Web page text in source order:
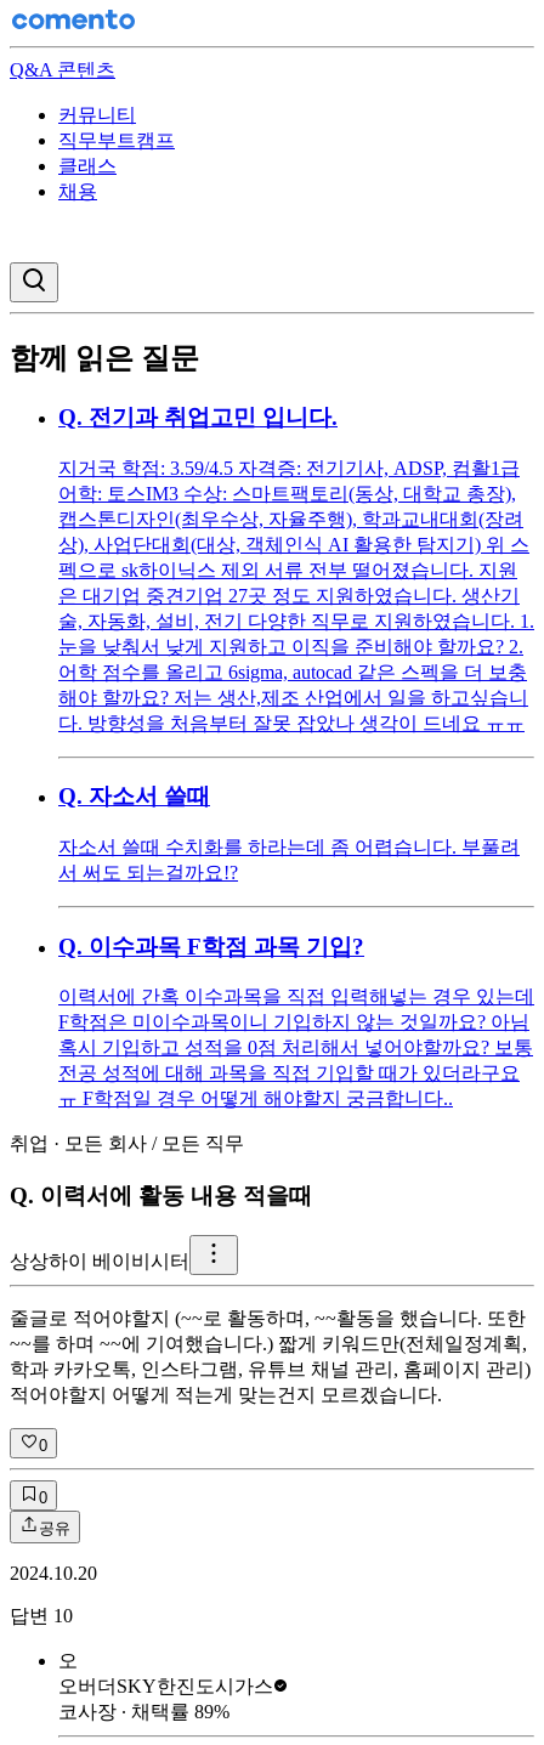
Q&A 콘텐츠
커뮤니티
직무부트캠프
클래스
채용
함께 읽은 질문
Q. 전기과 취업고민 입니다.
지거국 학점: 3.59/4.5 자격증: 전기기사, ADSP, 컴활1급
어학: 토스IM3 수상: 스마트팩토리(동상, 대학교 총장),
캡스톤디자인(최우수상, 자율주행), 학과교내대회(장려
상), 사업단대회(대상, 객체인식 AI 활용한 탐지기) 위 스
펙으로 sk하이닉스 제외 서류 전부 떨어졌습니다. 지원
은 대기업 중견기업 27곳 정도 지원하였습니다. 생산기
술, 자동화, 설비, 전기 다양한 직무로 지원하였습니다. 1.
눈을 낮춰서 낮게 지원하고 이직을 준비해야 할까요? 2.
어학 점수를 올리고 6sigma, autocad 같은 스펙을 더 보충
해야 할까요? 저는 생산,제조 산업에서 일을 하고싶습니
다. 방향성을 처음부터 잘못 잡았나 생각이 드네요 ㅠㅠ
Q. 자소서 쓸때
자소서 쓸때 수치화를 하라는데 좀 어렵습니다. 부풀려
서 써도 되는걸까요!?
Q. 이수과목 F학점 과목 기입?
이력서에 간혹 이수과목을 직접 입력해넣는 경우 있는데
F학점은 미이수과목이니 기입하지 않는 것일까요? 아님
혹시 기입하고 성적을 0점 처리해서 넣어야할까요? 보통
전공 성적에 대해 과목을 직접 기입할 때가 있더라구요
ㅠ F학점일 경우 어떻게 해야할지 궁금합니다..
취업 · 모든 회사 / 모든 직무
Q. 이력서에 활동 내용 적을때
상상하이 베이비시터
줄글로 적어야할지 (~~로 활동하며, ~~활동을 했습니다. 또한
~~를 하며 ~~에 기여했습니다.) 짧게 키워드만(전체일정계획,
학과 카카오톡, 인스타그램, 유튜브 채널 관리, 홈페이지 관리)
적어야할지 어떻게 적는게 맞는건지 모르겠습니다.
0
0
공유
2024.10.20
답변 10
오
오버더SKY한진도시가스
코사장 ∙ 채택률 89%